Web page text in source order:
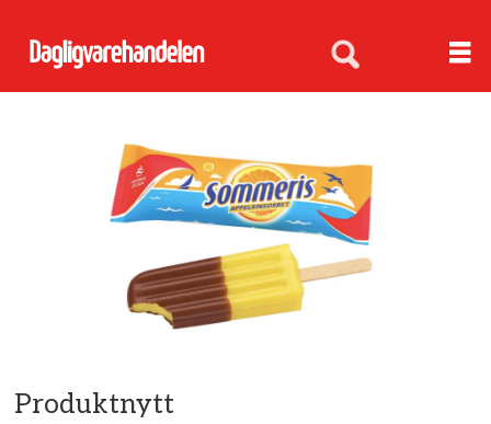
Produktnytt